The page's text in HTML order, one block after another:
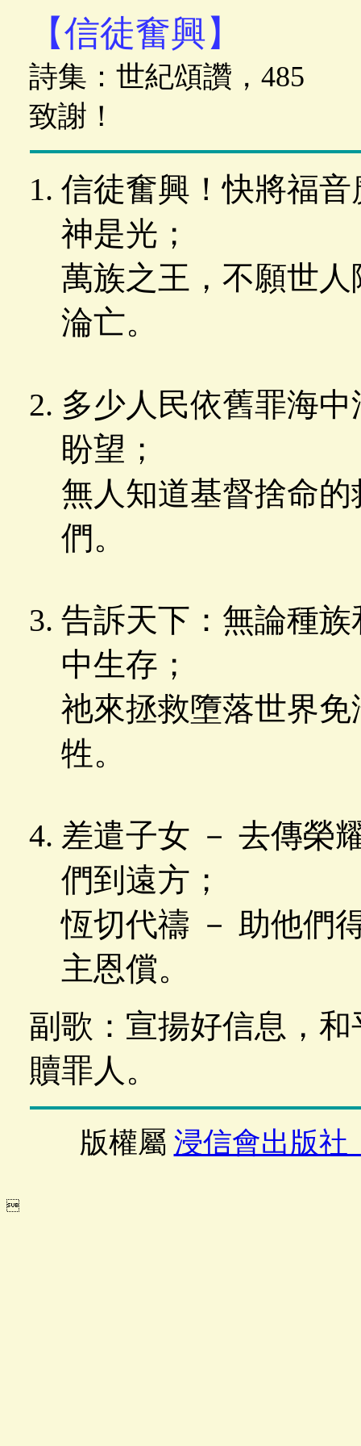
【信徒奮興】
詩集：世紀頌讚，
致謝！
信徒奮興！快將福
神是光；
萬族之王，不願世
淪亡。
多少人民依舊罪海
盼望；
無人知道基督捨命
們。
告訴天下：無論種
中生存；
祂來拯救墮落世界
牲。
差遣子女 － 去傳榮
們到遠方；
恆切代禱 － 助他們
主恩償。
副歌：宣揚好信息，
贖罪人。
版權屬 浸信會出版社
